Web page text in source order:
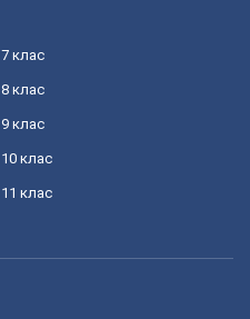
7 клас
8 клас
9 клас
10 клас
11 клас